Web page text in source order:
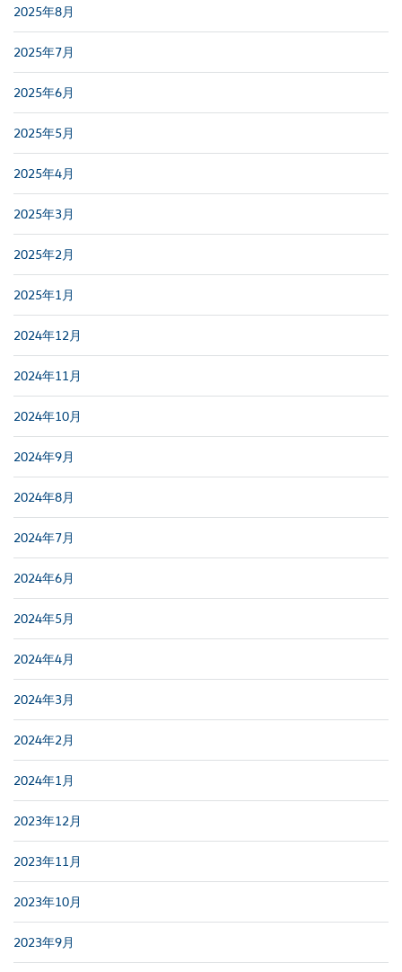
2025年8月
2025年7月
2025年6月
2025年5月
2025年4月
2025年3月
2025年2月
2025年1月
2024年12月
2024年11月
2024年10月
2024年9月
2024年8月
2024年7月
2024年6月
2024年5月
2024年4月
2024年3月
2024年2月
2024年1月
2023年12月
2023年11月
2023年10月
2023年9月